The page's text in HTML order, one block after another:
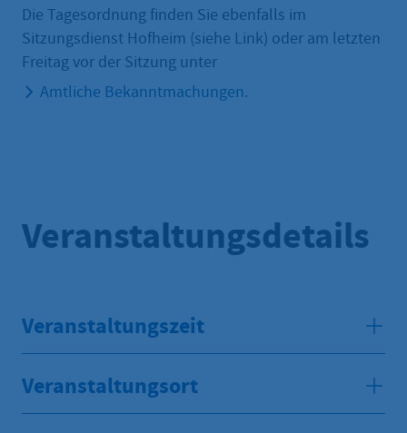
Die Tagesordnung finden Sie ebenfalls im
Sitzungsdienst Hofheim (siehe Link) oder am letzten
Freitag vor der Sitzung unter
Amtliche Bekanntmachungen.
Veranstaltungsdetails
Veranstaltungszeit
Veranstaltungsort